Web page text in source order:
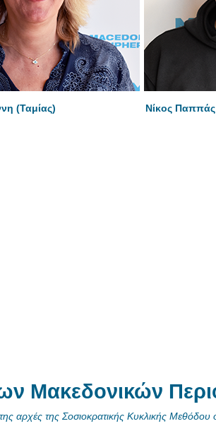
(Ταμίας) Νίκος
Μακεδονικών
αρχές της Σοσιοκρατικής Κυκλικής